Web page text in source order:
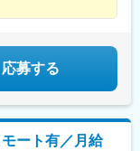
野駅、京成船橋駅、京
(愛知県)、栄駅(愛知
、鶴橋駅、京橋駅(大
駅、鶴舞駅、藤が丘
駅、谷津駅、流山おお
下鉄)、天王寺駅、新大
中百舌鳥駅、江坂
、新整備場駅、池上
勝どき駅、京橋駅(東
蔵五日市駅、西台
、東武練馬駅、新横浜
田駅、松飛台駅、ス
円■未経験者は、月給
験からスタートし、
昇給や技術手当、資
目で35.5万円を叶え
円程度の昇給が見込め
応募する
ート有／月給